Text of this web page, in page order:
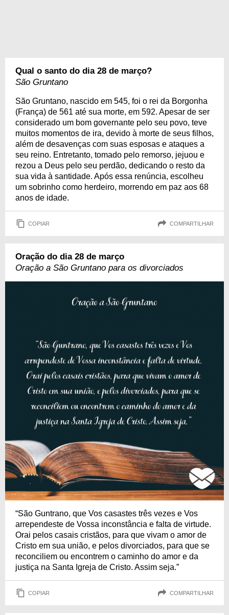
Qual o santo do dia 28 de março?
São Gruntano
São Gruntano, nascido em 545, foi o rei da Borgonha
(França) de 561 até sua morte, em 592. Apesar de ser
considerado um bom governante pelo seu povo, teve
muitos momentos de ira, devido à morte de seus filhos,
além de desavenças com suas esposas e ataques a
seu reino. Entretanto, tomado pelo remorso, jejuou e
rezou a Deus pelo seu perdão, dedicando o resto da
sua vida à santidade. Após essa renúncia, escolheu
um sobrinho como herdeiro, morrendo em paz aos 68
anos de idade.
COPIAR COMPARTILHAR
Oração do dia 28 de março
Oração a São Gruntano para os divorciados
“São Guntrano, que Vos casastes três vezes e Vos
arrependeste de Vossa inconstância e falta de virtude.
Orai pelos casais cristãos, para que vivam o amor de
Cristo em sua união, e pelos divorciados, para que se
reconciliem ou encontrem o caminho do amor e da
justiça na Santa Igreja de Cristo. Assim seja.”
COPIAR COMPARTILHAR